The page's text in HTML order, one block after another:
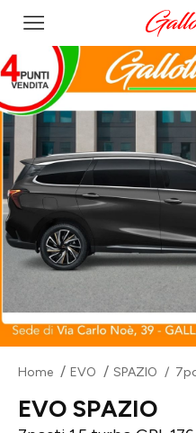
Home EVO SPAZIO
EVO SPAZIO